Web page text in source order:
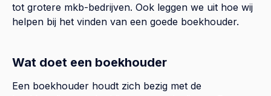
tot grotere mkb-bedrijven. Ook leggen we uit hoe wij
helpen bij het vinden van een goede boekhouder.
Wat doet een boekhouder
Een boekhouder houdt zich bezig met de